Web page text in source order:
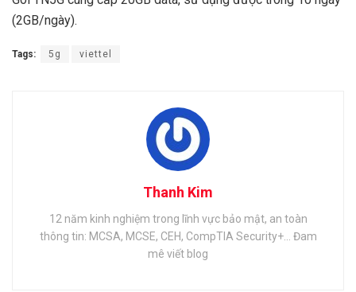
(2GB/ngày).
Tags: 5g viettel
Thanh Kim
12 năm kinh nghiệm trong lĩnh vực bảo mật, an toàn
thông tin: MCSA, MCSE, CEH, CompTIA Security+... Đam
mê viết blog